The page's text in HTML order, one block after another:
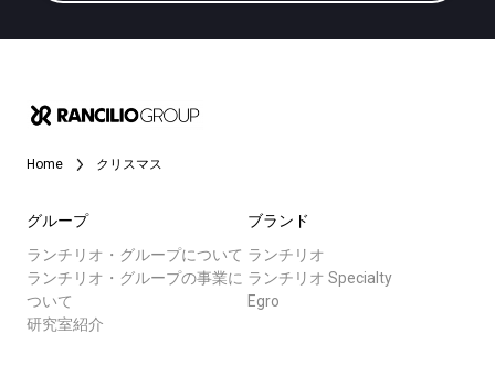
Home クリスマス
グループ
ランチリオ・グループについて
ランチリオ・グループの事業に
ついて
研究室紹介
ブランド
ランチリオ
ランチリオ Specialty
Egro